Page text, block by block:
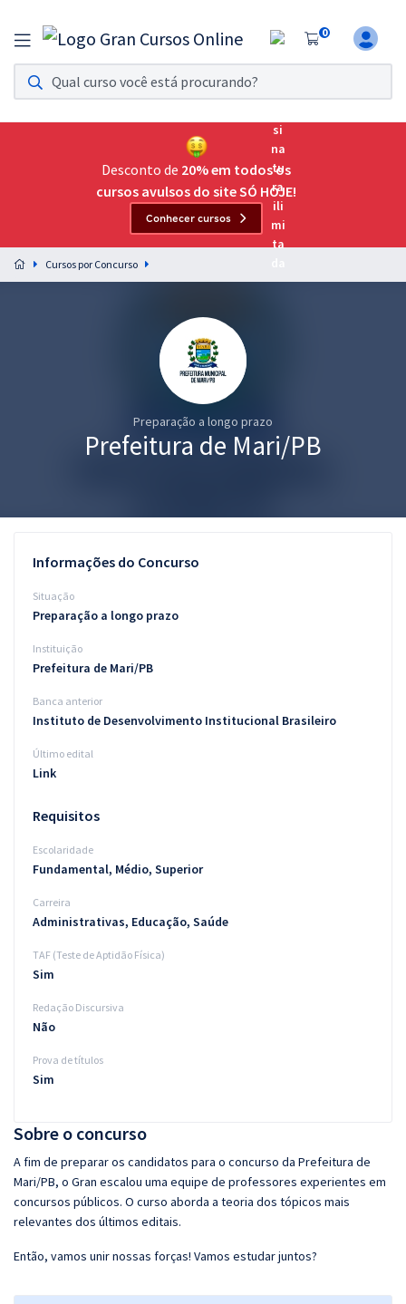
0
Assinatura Ilimitada 11
Acesso a todos os cursos. Teste grátis por 7 dias!
Assinatura OAB Até Passar
Acesso ilimitado a toda preparação para o Exame da
Preparação completa e intensiva para as principais
residências em saúde do Brasil
Questões grátis
Blog
Aprovados
Atendimento
Desconto de 20% em todos os
cursos avulsos do site SÓ HOJE!
Conhecer cursos
Cursos por Concurso
Preparação a longo prazo
Prefeitura de Mari/PB
Sobre o concurso
A fim de preparar os candidatos para o concurso da Prefeitura de
Mari/PB, o Gran escalou uma equipe de professores experientes em
concursos públicos. O curso aborda a teoria dos tópicos mais
relevantes dos últimos editais.
Então, vamos unir nossas forças! Vamos estudar juntos?
Informações do Concurso
Situação
Preparação a longo prazo
Instituição
Prefeitura de Mari/PB
Banca anterior
Instituto de Desenvolvimento Institucional Brasileiro
Último edital
Link
Requisitos
Escolaridade
Fundamental, Médio, Superior
Carreira
Administrativas, Educação, Saúde
TAF (Teste de Aptidão Física)
Sim
Redação Discursiva
Não
Prova de títulos
Sim